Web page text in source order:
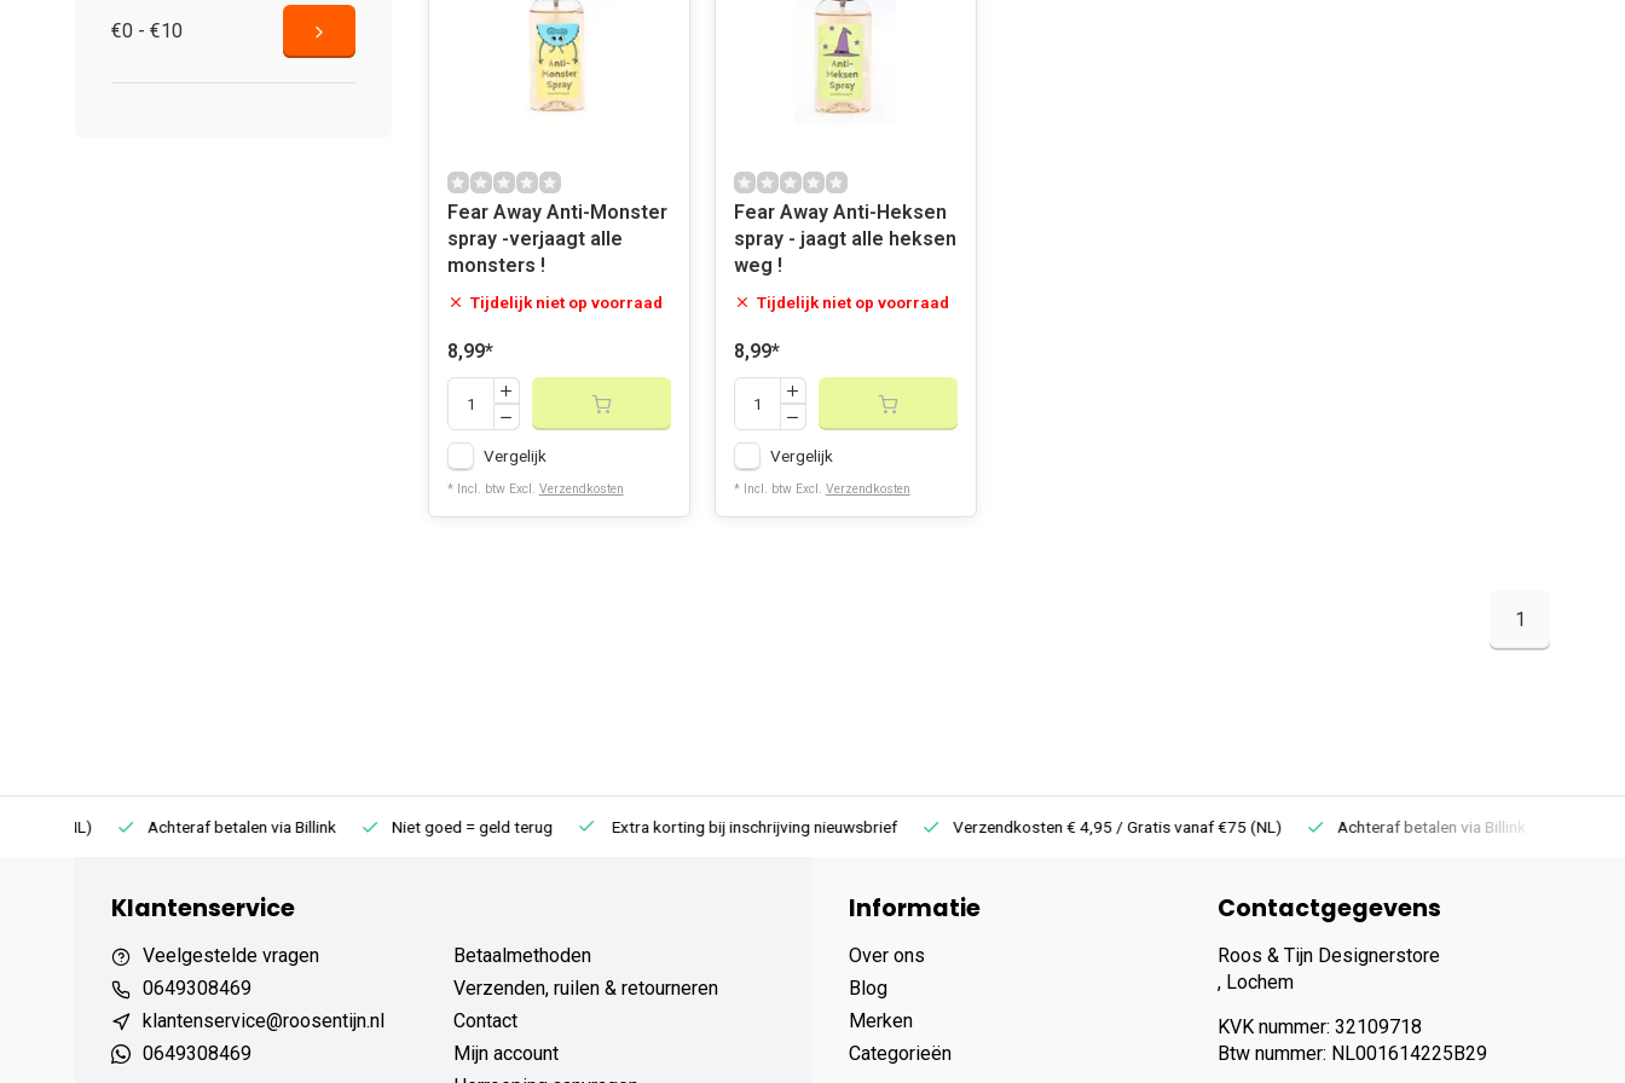
€0 - €10
Fear Away Anti-Monster
spray -verjaagt alle
monsters !
Tijdelijk niet op voorraad
8,99*
Vergelijk
* Incl. btw Excl. Verzendkosten
Fear Away Anti-Heksen
spray - jaagt alle heksen
weg !
Tijdelijk niet op voorraad
8,99*
Vergelijk
* Incl. btw Excl. Verzendkosten
1
Achteraf betalen via Billink Niet goed = geld terug Extra korting bij inschrijving nieuwsbrief Verzendkosten € 4,95 / Gratis vanaf €75 (NL) Achteraf betalen via Billink
Klantenservice
Veelgestelde vragen
0649308469
klantenservice@roosentijn.nl
0649308469
Betaalmethoden
Verzenden, ruilen & retourneren
Contact
Mijn account
Informatie
Over ons
Blog
Merken
Categorieën
Contactgegevens
Roos & Tijn Designerstore
, Lochem
KVK nummer: 32109718
Btw nummer: NL001614225B29